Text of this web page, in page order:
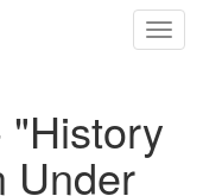
"History
Under